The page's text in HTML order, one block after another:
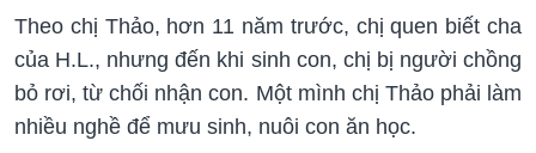
Theo chị Thảo, hơn 11 năm trước, chị quen biết cha
của H.L., nhưng đến khi sinh con, chị bị người chồng
bỏ rơi, từ chối nhận con. Một mình chị Thảo phải làm
nhiều nghề để mưu sinh, nuôi con ăn học.